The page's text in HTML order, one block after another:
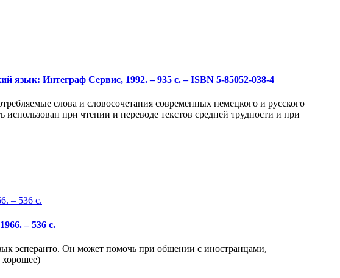
язык: Интеграф Сервис, 1992. – 935 с. – ISBN 5-85052-038-4
слова и словосочетания современных немецкого и русского
при чтении и переводе текстов средней трудности и при
– 536 с.
эсперанто. Он может помочь при общении с иностранцами,